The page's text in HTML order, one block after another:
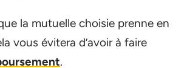
la mutuelle choisie prenne en
vous évitera d’avoir à faire
.